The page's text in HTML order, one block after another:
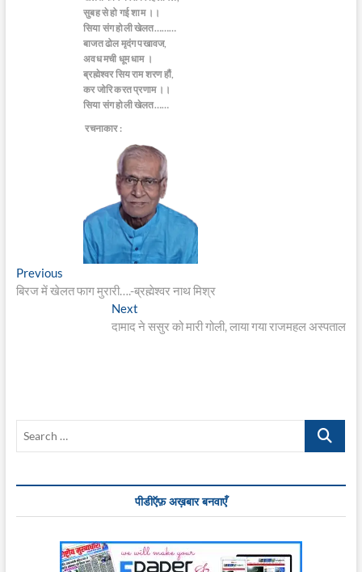
सुबह से हो गई शाम ।।
सिया संग होली खेलत………
बाजत ढोल मृदंग पखावज,
अवध मची धूम धाम ।
ब्रह्मेश्वर सिय राम शरण हौं,
कर जोरि करत प्रणाम ।।
सिया संग होली खेलत……
रचनाकार :
Post
navigation
PreviousPrevious
post:
बिरज में खेलत फाग मुरारी….-ब्रह्मेश्वर नाथ मिश्र
Next
post:
दामाद ने ससुर को मारी गोली, लाया गया राजमहल अस्पताल
Search
पीडीऍफ़ अख़बार बनवाएँ